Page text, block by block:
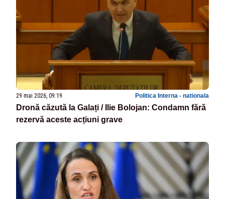
29 mai 2026, 09:19 Politica Interna - nationala
Dronă căzută la Galați / Ilie Bolojan: Condamn fără
rezervă aceste acțiuni grave